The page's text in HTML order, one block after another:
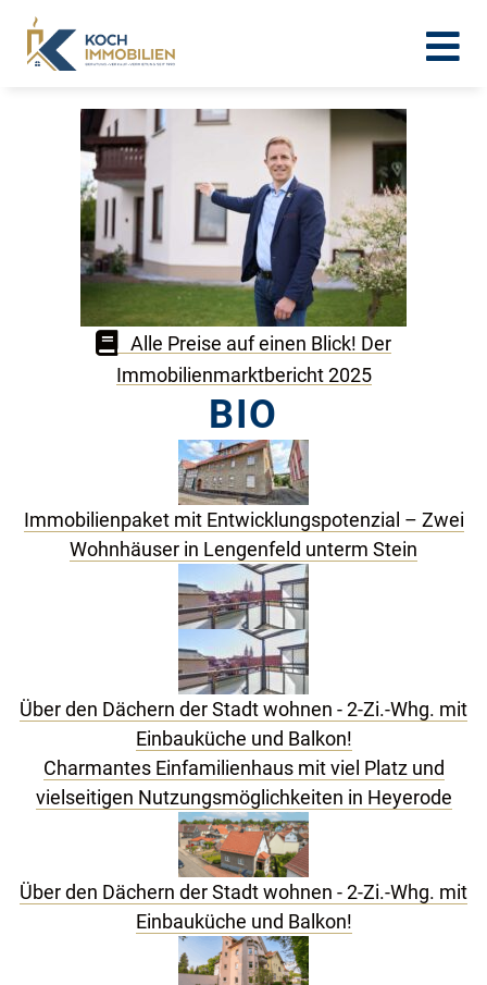
Alle Preise auf einen Blick! Der
Immobilienmarktbericht 2025
BIO
Immobilienpaket mit Entwicklungspotenzial – Zwei
Wohnhäuser in Lengenfeld unterm Stein
Über den Dächern der Stadt wohnen - 2-Zi.-Whg. mit
Einbauküche und Balkon!
Charmantes Einfamilienhaus mit viel Platz und
vielseitigen Nutzungsmöglichkeiten in Heyerode
Über den Dächern der Stadt wohnen - 2-Zi.-Whg. mit
Einbauküche und Balkon!